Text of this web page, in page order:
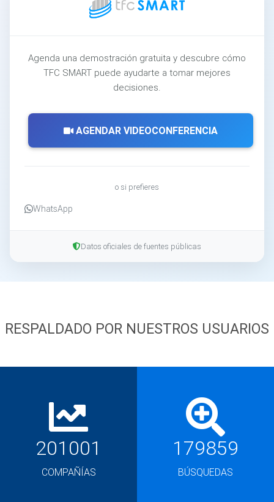
Agenda una demostración gratuita y descubre cómo
TFC SMART puede ayudarte a tomar mejores
decisiones.
AGENDAR VIDEOCONFERENCIA
o si prefieres
WhatsApp
Datos oficiales de fuentes públicas
RESPALDADO POR NUESTROS USUARIOS
201001
COMPAÑÍAS
179859
BÚSQUEDAS